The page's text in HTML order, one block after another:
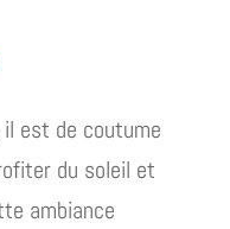
est de coutume
du soleil et
ambiance